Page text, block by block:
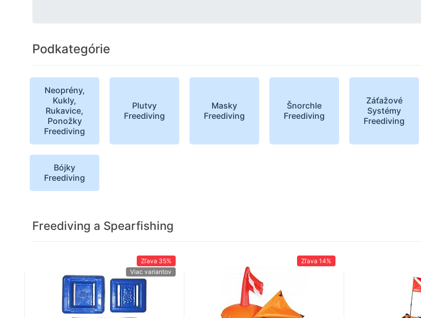
Podkategórie
Neoprény,
Kukly,
Rukavice,
Ponožky
Freediving
Plutvy
Freediving
Masky
Freediving
Šnorchle
Freediving
Záťažové
Systémy
Freediving
Bójky
Freediving
Freediving a Spearfishing
Zľava 35%
Viac variantov
Zľava 14%